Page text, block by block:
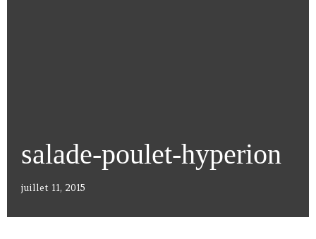
salade-poulet-hyperion
juillet 11, 2015